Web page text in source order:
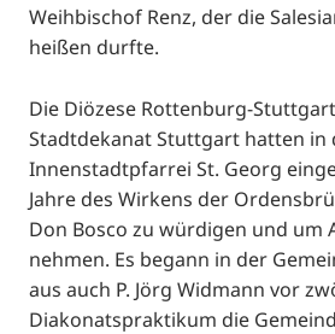
Weihbischof Renz, der die
heißen durfte.
Die Diözese Rottenburg-
Stadtdekanat Stuttgart hatten in
Innenstadtpfarrei St. Georg
Jahre des Wirkens der
Don Bosco zu würdigen und um
nehmen. Es begann in der
aus auch P. Jörg Widmann vor
Diakonatspraktikum die